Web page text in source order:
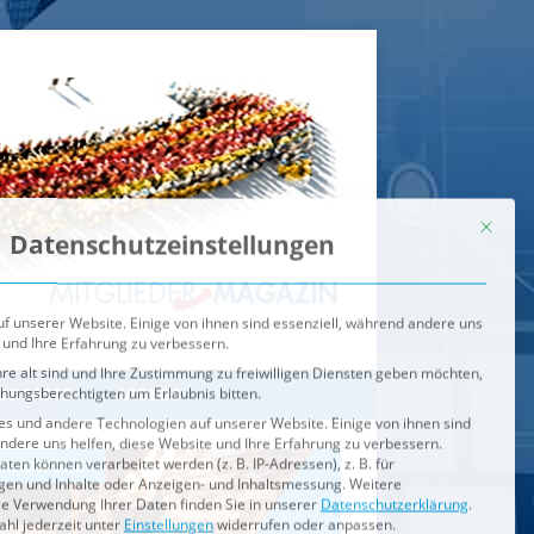
VIDEOS
IM BRENNPUNKT
unserer Website. Einige von ihnen sind essenziell, während andere uns
Ihre Erfahrung zu verbessern.
alt sind und Ihre Zustimmung zu freiwilligen Diensten geben möchten,
und andere Technologien auf unserer Website. Einige von ihnen sind
uns helfen, diese Website und Ihre Erfahrung zu verbessern.
können verarbeitet werden (z. B. IP-Adressen), z. B. für
Verwendung Ihrer Daten finden Sie in unsererDatenschutzerklärung.
jederzeit unterEinstellungenwiderrufen oder anpassen.
Service-Gruppen, für die eine Einwilligung erteilt werden
Externe Medien
Speichern
Alle akzeptieren